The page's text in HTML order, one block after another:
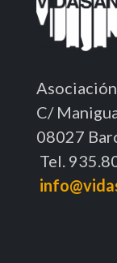
C/
08027
Tel.